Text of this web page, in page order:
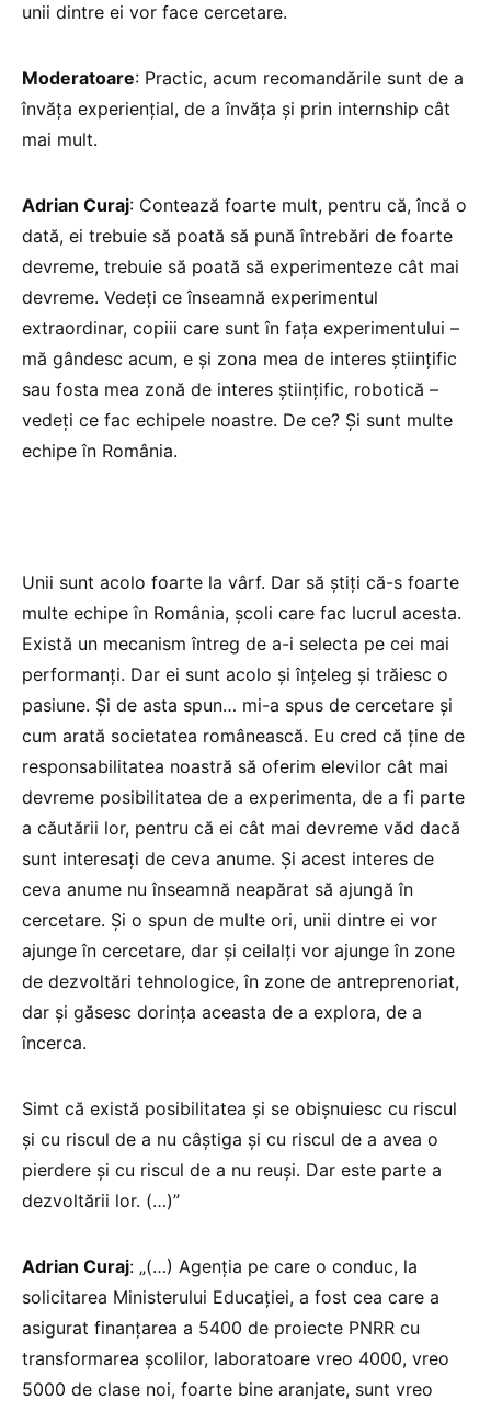
unii dintre ei vor face cercetare.
Moderatoare: Practic, acum recomandările sunt de a
învăța experiențial, de a învăța și prin internship cât
mai mult.
Adrian Curaj: Contează foarte mult, pentru că, încă o
dată, ei trebuie să poată să pună întrebări de foarte
devreme, trebuie să poată să experimenteze cât mai
devreme. Vedeți ce înseamnă experimentul
extraordinar, copiii care sunt în fața experimentului –
mă gândesc acum, e și zona mea de interes științific
sau fosta mea zonă de interes științific, robotică –
vedeți ce fac echipele noastre. De ce? Și sunt multe
echipe în România.
Unii sunt acolo foarte la vârf. Dar să știți că-s foarte
multe echipe în România, școli care fac lucrul acesta.
Există un mecanism întreg de a-i selecta pe cei mai
performanți. Dar ei sunt acolo și înțeleg și trăiesc o
pasiune. Și de asta spun… mi-a spus de cercetare și
cum arată societatea românească. Eu cred că ține de
responsabilitatea noastră să oferim elevilor cât mai
devreme posibilitatea de a experimenta, de a fi parte
a căutării lor, pentru că ei cât mai devreme văd dacă
sunt interesați de ceva anume. Și acest interes de
ceva anume nu înseamnă neapărat să ajungă în
cercetare. Și o spun de multe ori, unii dintre ei vor
ajunge în cercetare, dar și ceilalți vor ajunge în zone
de dezvoltări tehnologice, în zone de antreprenoriat,
dar și găsesc dorința aceasta de a explora, de a
încerca.
Simt că există posibilitatea și se obișnuiesc cu riscul
și cu riscul de a nu câștiga și cu riscul de a avea o
pierdere și cu riscul de a nu reuși. Dar este parte a
dezvoltării lor. (…)”
Adrian Curaj: „(…) Agenția pe care o conduc, la
solicitarea Ministerului Educației, a fost cea care a
asigurat finanțarea a 5400 de proiecte PNRR cu
transformarea școlilor, laboratoare vreo 4000, vreo
5000 de clase noi, foarte bine aranjate, sunt vreo